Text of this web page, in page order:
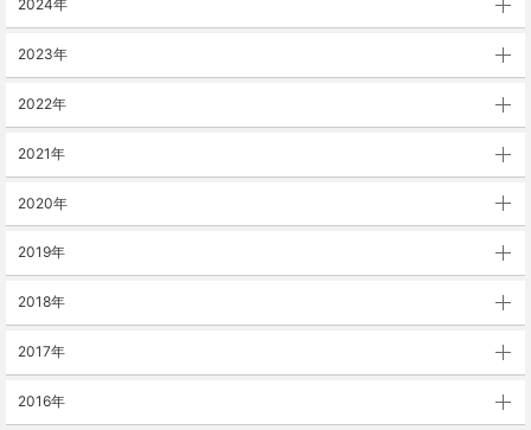
2024年
2023年
2022年
2021年
2020年
2019年
2018年
2017年
2016年